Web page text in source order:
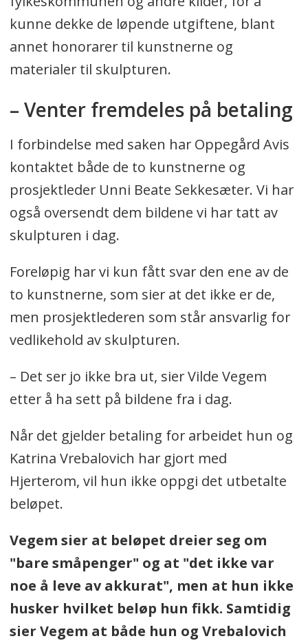
kunne dekke de løpende utgiftene, blant
annet honorarer til kunstnerne og
materialer til skulpturen.
– Venter fremdeles på betaling
I forbindelse med saken har Oppegård Avis
kontaktet både de to kunstnerne og
prosjektleder Unni Beate Sekkesæter. Vi har
også oversendt dem bildene vi har tatt av
skulpturen i dag.
Foreløpig har vi kun fått svar den ene av de
to kunstnerne, som sier at det ikke er de,
men prosjektlederen som står ansvarlig for
vedlikehold av skulpturen.
– Det ser jo ikke bra ut, sier Vilde Vegem
etter å ha sett på bildene fra i dag.
Når det gjelder betaling for arbeidet hun og
Katrina Vrebalovich har gjort med
Hjerterom, vil hun ikke oppgi det utbetalte
beløpet.
Vegem sier at beløpet dreier seg om
"bare småpenger" og at "det ikke var
noe å leve av akkurat", men at hun ikke
husker hvilket beløp hun fikk. Samtidig
sier Vegem at både hun og Vrebalovich